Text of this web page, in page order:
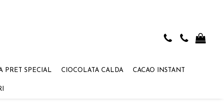
PRET SPECIAL CIOCOLATA CALDA CACAO INSTANT